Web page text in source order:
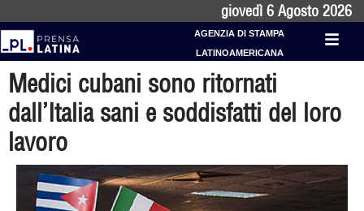
giovedì 6 Agosto 2026
AGENZIA DI STAMPA
LATINOAMERICANA
Medici cubani sono ritornati
dall’Italia sani e soddisfatti del loro
lavoro